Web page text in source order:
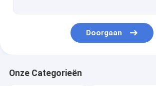
Wild Dierlijk Pluchespeelgoed
Doorgaan
Onze Categorieën